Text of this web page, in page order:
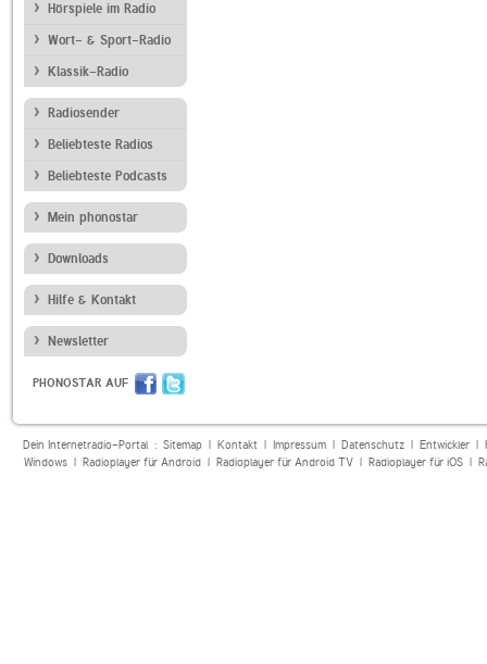
Hörspiele im Radio
Wort- & Sport-Radio
Klassik-Radio
Radiosender
Beliebteste Radios
Beliebteste Podcasts
Mein phonostar
Downloads
Hilfe & Kontakt
Newsletter
PHONOSTAR AUF
Dein Internetradio-Portal : Sitemap| Kontakt| Impressum| Datenschutz| Entwickler|
Windows| Radioplayer für Android| Radioplayer für Android TV| Radioplayer für iOS|